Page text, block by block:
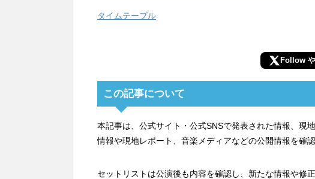
タイムテーブル
Follow
この記事について
本記事は、公式サイト・公式SNSで発表された情報、現
情報や現地レポート、音楽メディアなどの公開情報を確
セットリストは公演後も内容を確認し、新たな情報や修